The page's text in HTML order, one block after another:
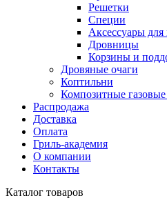
Решетки
Специи
Аксессуары
Дровницы
Корзины и
Дровяные очаги
Коптильни
Композитные
Распродажа
Доставка
Оплата
Гриль-академия
О компании
Контакты
Каталог товаров